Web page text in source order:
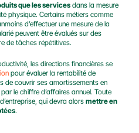
que les services dans la mesure
physique. Certains métiers comme
d’effectuer une mesure de la
peuvent être évalués sur des
de tâches répétitives.
les directions financières se
pour évaluer la rentabilité de
de couvrir ses amortissements en
le chiffre d’affaires annuel. Toute
qui devra alors mettre en
.